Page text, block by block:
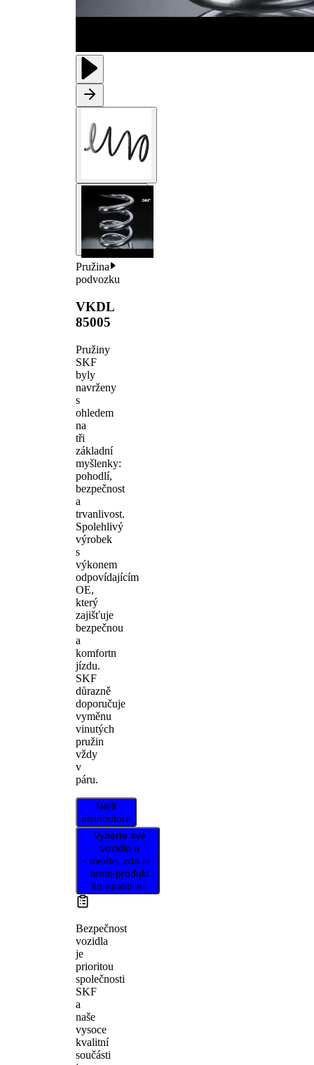
Pružina
podvozku
VKDL
85005
Pružiny
SKF
byly
navrženy
s
ohledem
na
tři
základní
myšlenky:
pohodlí,
bezpečnost
a
trvanlivost.
Spolehlivý
výrobek
s
výkonem
odpovídajícím
OE,
který
zajišťuje
bezpečnou
a
komfortn
jízdu.
SKF
důrazně
doporučuje
vyměnu
vinutých
pružin
vždy
v
páru.
Najít
distributora
Vyberte své
vozidlo a
ověřte, zda je
tento produkt
kompatibilní.
Bezpečnost
vozidla
je
prioritou
společnosti
SKF
a
naše
vysoce
kvalitní
součásti